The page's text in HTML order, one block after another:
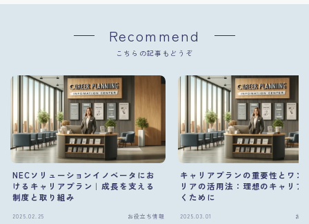
Recommend
こちらの記事もどうぞ
NECソリューションイノベータにお
けるキャリアプラン｜成長を支える
制度と取り組み
2025.02.25 お役立ち情報
キャリアプランの重要性とワン
リアの活用法：理想のキャリア
くために
2025.03.01 お